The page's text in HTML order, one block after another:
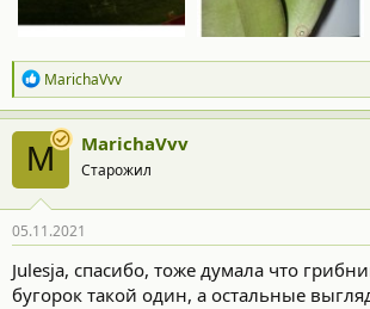
Р
е
а
к
ц
и
и
:
MarichaVvv
M MarichaVvv
Старожил
05.11.2021
Julesja, спасибо, тоже думала что
бугорок такой один, а остальные